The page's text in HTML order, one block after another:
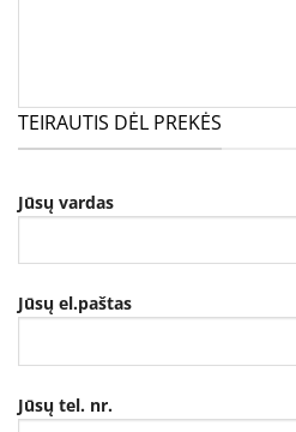
TEIRAUTIS DĖL PREKĖS
Jūsų vardas
Jūsų el.paštas
Jūsų tel. nr.